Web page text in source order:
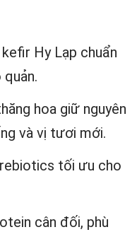
Hy Lạp chuẩn
hoa giữ nguyên
và vị tươi mới.
tối ưu cho
cân đối, phù